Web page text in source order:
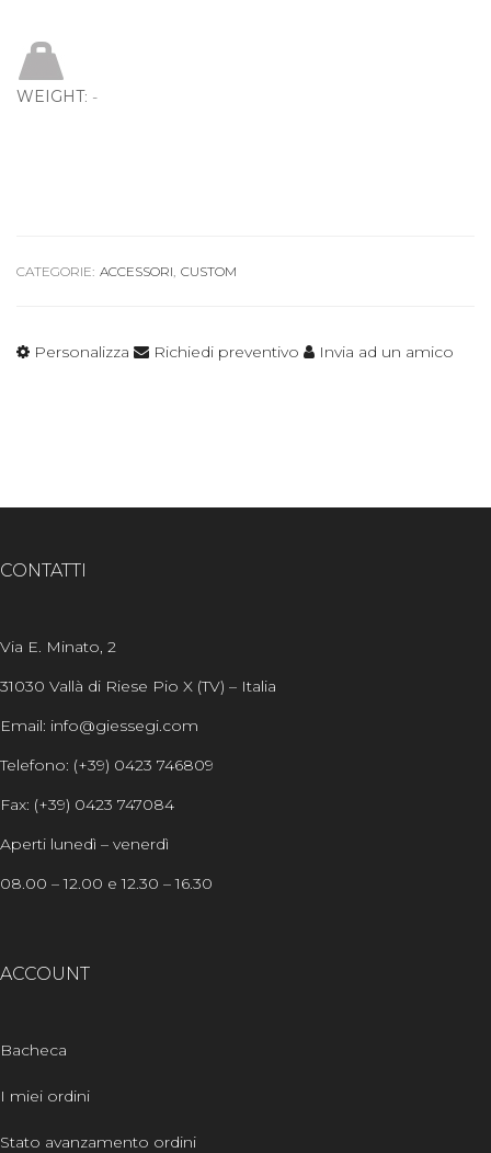
WEIGHT: -
CATEGORIE: ACCESSORI, CUSTOM
Personalizza Richiedi preventivo Invia ad un amico
CONTATTI
Via E. Minato, 2
31030 Vallà di Riese Pio X (TV) – Italia
Email: info@giessegi.com
Telefono: (+39) 0423 746809
Fax: (+39) 0423 747084
Aperti lunedì – venerdì
08.00 – 12.00 e 12.30 – 16.30
ACCOUNT
Bacheca
I miei ordini
Stato avanzamento ordini